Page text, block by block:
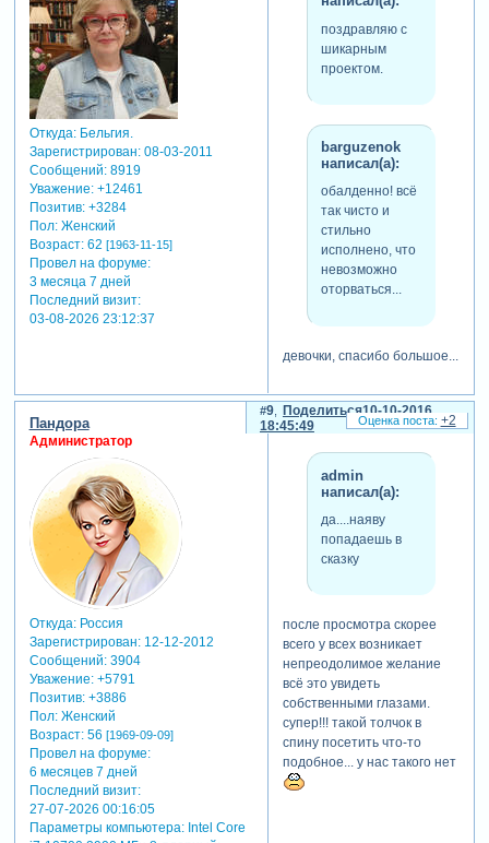
Откуда:Бельгия.
Зарегистрирован: 08-03-2011
Сообщений:8919
Уважение: +12461
Позитив: +3284
Пол:Женский
Возраст:62 [1963-11-15]
Провел на форуме:
3 месяца 7 дней
Последний визит:
03-08-2026 23:12:37
поздравляю с
шикарным
проектом.
barguzenok
написал(а):
обалденно! всё
так чисто и
стильно
исполнено, что
невозможно
оторваться...
девочки, спасибо большое...
Поделиться
9
10-10-2016
18:45:49
Пандора
Администратор
Откуда:Россия
Зарегистрирован: 12-12-2012
Сообщений:3904
Уважение: +5791
Позитив: +3886
Пол:Женский
Возраст:56 [1969-09-09]
Провел на форуме:
6 месяцев 7 дней
Последний визит:
27-07-2026 00:16:05
Параметры компьютера:Intel Core
admin
написал(а):
да....наяву
попадаешь в
сказку
после просмотра скорее
всего у всех возникает
непреодолимое желание
всё это увидеть
собственными глазами.
супер!!! такой толчок в
спину посетить что-то
подобное... у нас такого нет
+2